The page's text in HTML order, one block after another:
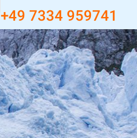
+49 7334 959741